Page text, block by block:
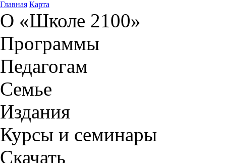
Главная Карта
О «Школе 2100»
Программы
Педагогам
Семье
Издания
Курсы и семинары
Скачать